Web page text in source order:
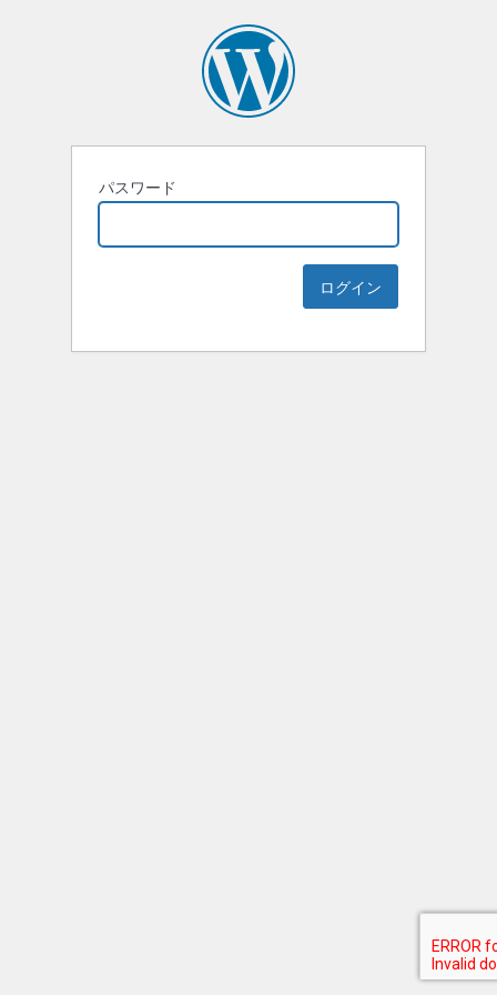
パスワード